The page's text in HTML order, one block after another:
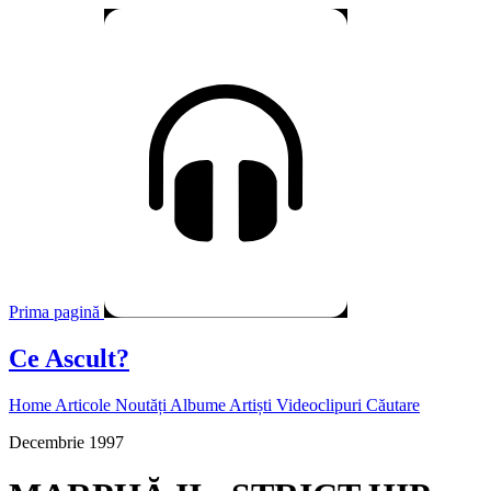
Prima pagină
Ce Ascult?
Home Articole Noutăți Albume Artiști Videoclipuri Căutare
Decembrie 1997